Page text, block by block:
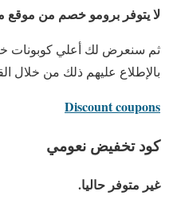
لا يتوفر برومو خصم من موقع
ثم سنعرض لك أعلي كوبونات
بالإطلاع عليهم ذلك من خلال
Discount coupons
كود تخفيض نعومي
غير متوفر حاليا.